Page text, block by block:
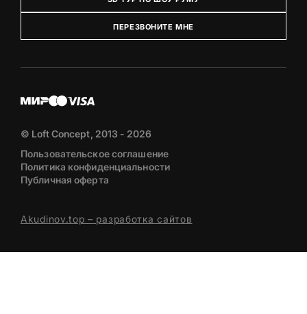
ПЕРЕЗВОНИТЕ МНЕ
© Loft Concept, 2013 - 2026
Пользовательское соглашение
Политика конфиденциальности
Публичная оферта
Akudinov.top – разработка сайтов